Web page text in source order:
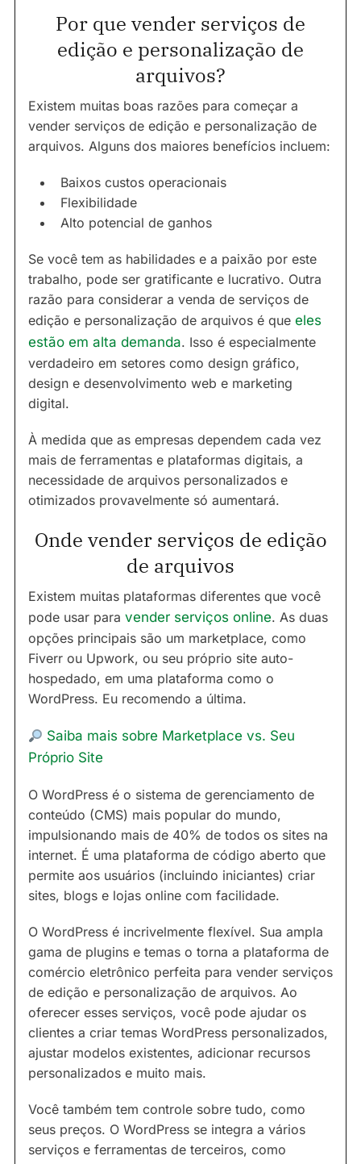
Por que vender serviços de
edição e personalização de
arquivos?
Existem muitas boas razões para começar a
vender serviços de edição e personalização de
arquivos. Alguns dos maiores benefícios incluem:
Baixos custos operacionais
Flexibilidade
Alto potencial de ganhos
Se você tem as habilidades e a paixão por este
trabalho, pode ser gratificante e lucrativo. Outra
razão para considerar a venda de serviços de
edição e personalização de arquivos é que eles
estão em alta demanda. Isso é especialmente
verdadeiro em setores como design gráfico,
design e desenvolvimento web e marketing
digital.
À medida que as empresas dependem cada vez
mais de ferramentas e plataformas digitais, a
necessidade de arquivos personalizados e
otimizados provavelmente só aumentará.
Onde vender serviços de edição
de arquivos
Existem muitas plataformas diferentes que você
pode usar para vender serviços online. As duas
opções principais são um marketplace, como
Fiverr ou Upwork, ou seu próprio site auto-
hospedado, em uma plataforma como o
WordPress. Eu recomendo a última.
Saiba mais sobre Marketplace vs. Seu
Próprio Site
O WordPress é o sistema de gerenciamento de
conteúdo (CMS) mais popular do mundo,
impulsionando mais de 40% de todos os sites na
internet. É uma plataforma de código aberto que
permite aos usuários (incluindo iniciantes) criar
sites, blogs e lojas online com facilidade.
O WordPress é incrivelmente flexível. Sua ampla
gama de plugins e temas o torna a plataforma de
comércio eletrônico perfeita para vender serviços
de edição e personalização de arquivos. Ao
oferecer esses serviços, você pode ajudar os
clientes a criar temas WordPress personalizados,
ajustar modelos existentes, adicionar recursos
personalizados e muito mais.
Você também tem controle sobre tudo, como
seus preços. O WordPress se integra a vários
serviços e ferramentas de terceiros, como